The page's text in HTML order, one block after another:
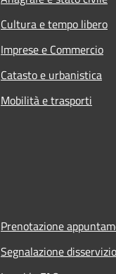
Cultura e tempo libero
Imprese e Commercio
Catasto e urbanistica
Mobilità e trasporti
Prenotazione
Segnalazione disservizio